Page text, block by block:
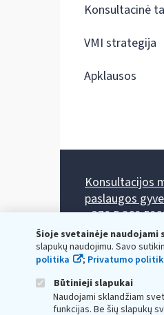
Šioje svetainėje naudojami
slapukų naudojimu. Savo
politika
; Privatumo
Būtinieji slapukai
Naudojami sklandžiam
funkcijas. Be šių slapukų
Konsultacinė
VMI strategija
Apklausos
Konsultacijos
paslaugos
+370 5 260
Darbo laikas: I-
Prieššventinę dieną
Kiekvieno mėnesio